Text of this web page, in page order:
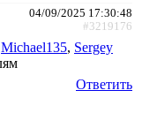
04/09/2025 17:30:48
#3219176
Michael135, Sergey
Ответить